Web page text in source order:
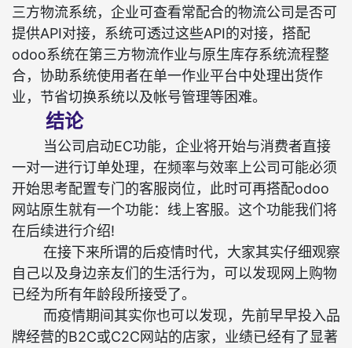
三方物流系统，企业可查看常配合的物流公司是否可
提供API对接，系统可透过这些API的对接，搭配
odoo系统在第三方物流作业与原生库存系统流程整
合，协助系统使用者在单一作业平台中处理出货作
业，节省切换系统以及帐号管理等困难。
结论
当公司启动EC功能，企业将开始与消费者直接
一对一进行订单处理，在频率与效率上公司可能必须
开始思考配置专门的客服岗位，此时可再搭配odoo
网站原生就有一个功能：线上客服。这个功能我们将
在后续进行介绍!
在接下来所谓的后疫情时代，大家其实仔细观察
自己以及身边亲友们的生活行为，可以发现网上购物
已经为所有年龄段所接受了。
而疫情期间其实你也可以发现，先前早早投入品
牌经营的B2C或C2C网站的店家，业绩已经有了显著